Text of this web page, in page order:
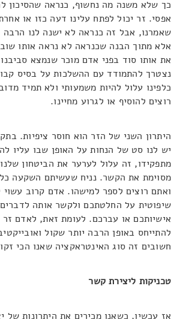
כך שלא משנה מה נחשוף, כנראה שהסיכון
אפסי. זר יכול לפתח עלינו דעה כזו או
שאמרנו, אבל זה כנראה לא ישנה לנו הרבה
אלא מתוך הבנה שכנראה לא נראה אותו
את אותו סוד בפני אדם מוכר שנמצא
נצטרך להתמודד עם ההשלכות על בסיס
כלפינו עלול להיות משמעותי ולא תמיד
רוצים להוסיף או לגרוע מחיינו.
היתרון השני של הזר הוא חוסר ציפיות.
יש לנו סט של הנחות על האופן שבו עליו
מתפקידו, זה עלול לערער את הביטחון
מסוימת את הקשר. נניח שעשיתם השקעה
ואתם רוצים לספר למישהו. אדם קרוב עשוי
שיפוטית על החלטתכם ולקשר אותה
אישיותכם או עברכם. לעומת זאת, לאדם זר
להתייחס באופן הרבה יותר שקול
חשובים זה סוג האינטראקציה שאנו הכי
טכניקות ליצירת קשר
אז עכשיו, כשאנו מכירים את היתרונות של